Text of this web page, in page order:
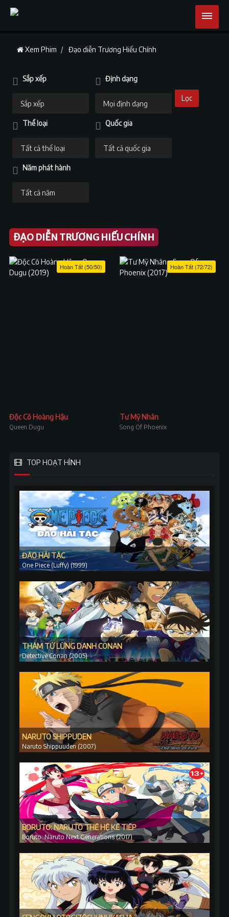
Xem Phim Đạo diễn Trương Hiếu Chính
Sắp xếp Định dạng
Thể loại Quốc gia
Năm phát hành
Lọc
ĐẠO DIỄN TRƯƠNG HIẾU CHÍNH
Hoàn Tất (50/50)
Độc Cô Hoàng Hậu
Queen Dugu
Hoàn Tất (72/72)
Tư Mỹ Nhân
Song Of Phoenix
TOP HOẠT HÌNH
ĐẢO HẢI TẶC
One Piece (Luffy) (1999)
THÁM TỬ LỪNG DANH CONAN
Detective Conan (2005)
NARUTO SHIPPUDEN
Naruto Shippuuden (2007)
BORUTO: NARUTO THẾ HỆ KẾ TIẾP
Boruto: Naruto Next Generations (2017)